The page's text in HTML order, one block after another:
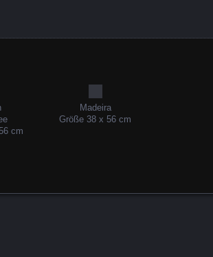
cm
Madeira
Größe 38 x 56 cm